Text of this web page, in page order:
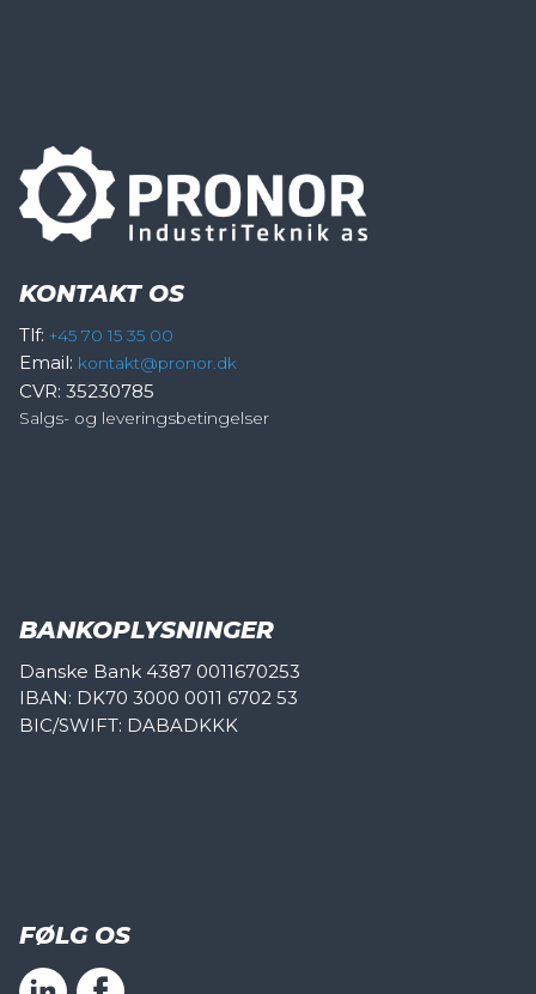
KONTAKT OS
Tlf: +45 70 15 35 00
Email: kontakt@pronor.dk
CVR: 35230785
Salgs- og leveringsbetingelser
BANKOPLYSNINGER
Danske Bank 4387 0011670253
IBAN: DK70 3000 0011 6702 53
BIC/SWIFT: DABADKKK
FØLG OS